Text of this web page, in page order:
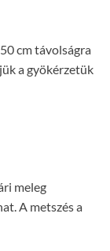
cm távolságra
a gyökérzetük
meleg
A metszés a